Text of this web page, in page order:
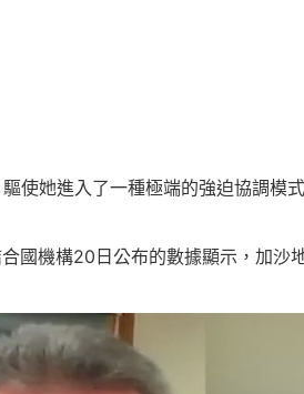
使她進入了一種極端的強迫協調模
國機構20日公布的數據顯示，加沙